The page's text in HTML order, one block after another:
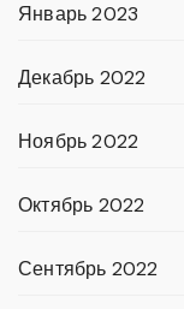
Январь 2023
Декабрь 2022
Ноябрь 2022
Октябрь 2022
Сентябрь 2022